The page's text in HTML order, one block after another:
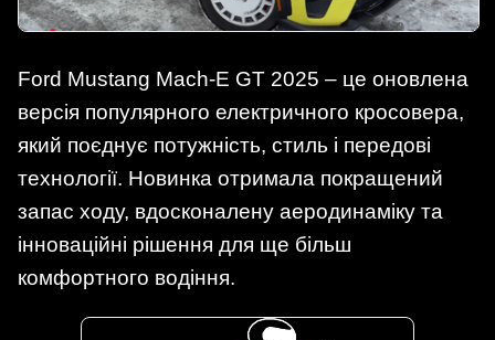
Ford Mustang Mach-E GT 2025 – це оновлена
версія популярного електричного кросовера,
який поєднує потужність, стиль і передові
технології. Новинка отримала покращений
запас ходу, вдосконалену аеродинаміку та
інноваційні рішення для ще більш
комфортного водіння.